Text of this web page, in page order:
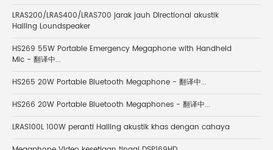
LRAS200/LRAS400/LRAS700 jarak jauh Directional akustik
Hailing Loundspeaker
HS269 55W Portable Emergency Megaphone with Handheld
Mic - 翻译中...
HS265 20W Portable Bluetooth Megaphone - 翻译中...
HS266 20W Portable Bluetooth Megaphones - 翻译中...
LRAS100L 100W peranti Hailing akustik khas dengan cahaya